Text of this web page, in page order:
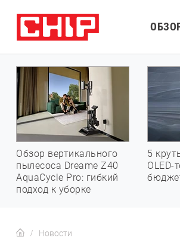
Обзор вертикального
пылесоса Dreame Z40
AquaCycle Pro: гибкий
подход к уборке
5
OLED-
Новости